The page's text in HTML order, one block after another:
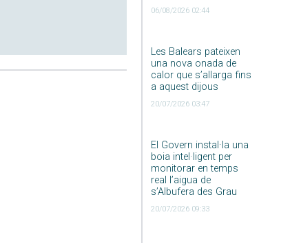
06/08/2026 02:44
Les Balears pateixen
una nova onada de
calor que s’allarga fins
a aquest dijous
20/07/2026 03:47
El Govern instal·la una
boia intel·ligent per
monitorar en temps
real l’aigua de
s’Albufera des Grau
20/07/2026 09:33